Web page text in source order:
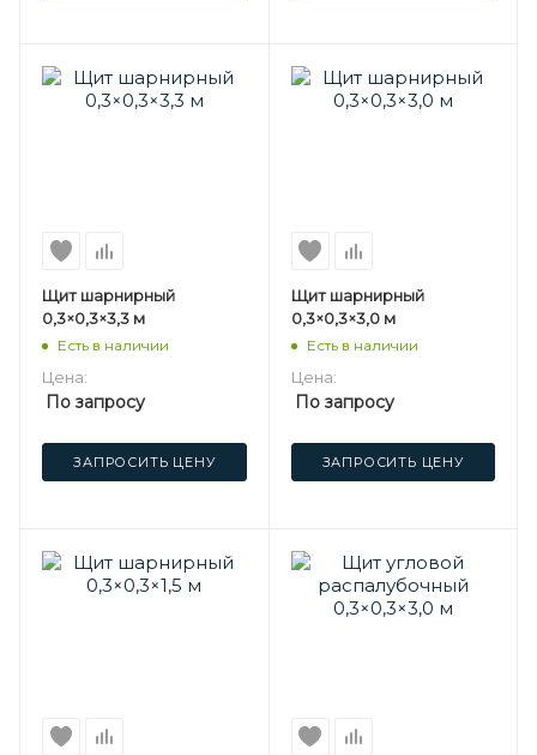
Щит шарнирный
0,3×0,3×3,3 м
Есть в наличии
Цена:
По запросу
ЗАПРОСИТЬ ЦЕНУ
Щит шарнирный
0,3×0,3×3,0 м
Есть в наличии
Цена:
По запросу
ЗАПРОСИТЬ ЦЕНУ